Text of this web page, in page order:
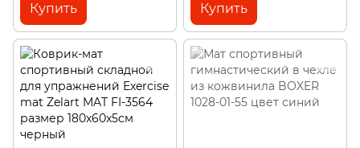
Купить Купить